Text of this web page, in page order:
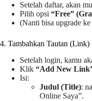
Setelah daftar, akan
Pilih opsi “Free”
(Nanti bisa upgrade
4. Tambahkan Tautan (Link)
Setelah login, kamu
Klik “Add New
Isi:
Judul (Title):
Online Saya”.